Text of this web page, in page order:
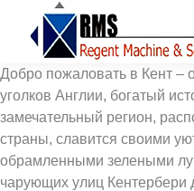
Добро пожаловать в Кент –
уголков Англии, богатый
замечательный регион,
страны, славится своими
обрамленными зелеными
чарующих улиц Кентербери